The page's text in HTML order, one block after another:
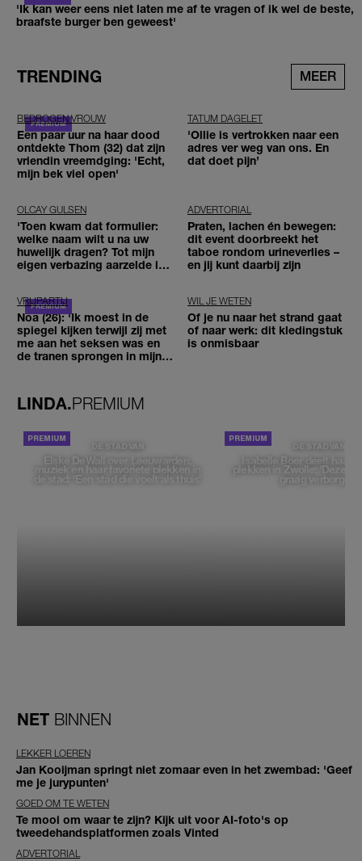
'Ik kan weer eens niet laten me af te vragen of ik wel de beste,
braafste burger ben geweest'
TRENDING MEER
BEDROGEN VROUW
Een paar uur na haar dood
ontdekte Thom (32) dat zijn
vriendin vreemdging: 'Echt,
mijn bek viel open'
TATUM DAGELET
'Ollie is vertrokken naar een
adres ver weg van ons. En
dat doet pijn’
OLCAY GULSEN
'Toen kwam dat formulier:
welke naam wilt u na uw
huwelijk dragen? Tot mijn
eigen verbazing aarzelde ik
ADVERTORIAL
Praten, lachen én bewegen:
dit event doorbreekt het
taboe rondom urineverlies –
en jij kunt daarbij zijn
VRIJPARTIJ
Noa (26): 'Ik moest in de
spiegel kijken terwijl zij met
me aan het seksen was en
de tranen sprongen in mijn
WIL JE WETEN
Of je nu naar het strand gaat
of naar werk: dit kledingstuk
is onmisbaar
LINDA.PREMIUM
DE STAD VAN
Elske DeWall over Leeuwarden,
muziek en haar favoriete plekken in
de stad: 'Een stad die voelt als thuis'
DE STAD VAN
Isabelle Boer deelt haar
plekken in Zwolle: 'Deze
graag verborgen'
NET BINNEN
LEKKER LOEREN
Jan Kooijman springt niet zomaar even in het zwembad: 'Geef
me je jurypunten'
GOED OM TE WETEN
Te mooi om waar te zijn? Kijk uit voor AI-foto's op
tweedehandsplatformen zoals Vinted
ADVERTORIAL